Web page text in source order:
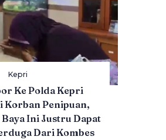
Kepri
Ke Polda Kepri
Korban Penipuan,
Ini Justru Dapat
Dari Kombes